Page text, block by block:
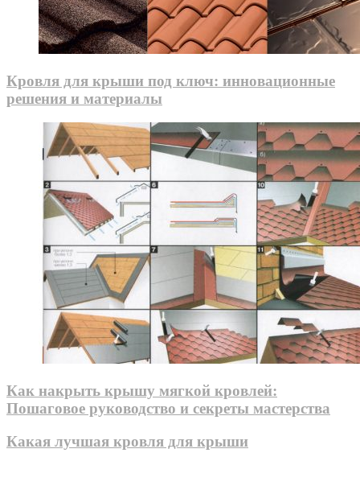
Кровля для крыши под ключ: инновационные
решения и материалы
Как накрыть крышу мягкой кровлей:
Пошаговое руководство и секреты мастерства
Какая лучшая кровля для крыши